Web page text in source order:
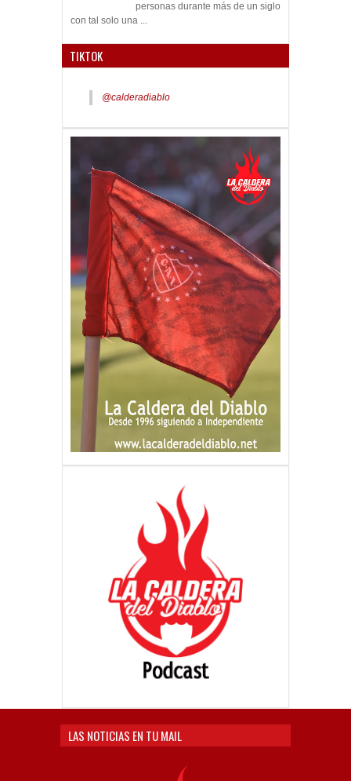
personas durante más de un siglo
con tal solo una ...
TIKTOK
@calderadiablo
LAS NOTICIAS EN TU MAIL